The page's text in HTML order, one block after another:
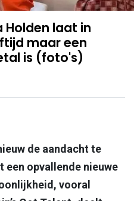
Holden laat in
maar een
is (foto's)
via link
de aandacht te
opvallende nieuwe
vooral